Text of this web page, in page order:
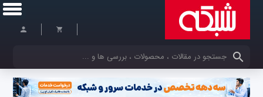
کلمات کلیدی خود را وارد کنید